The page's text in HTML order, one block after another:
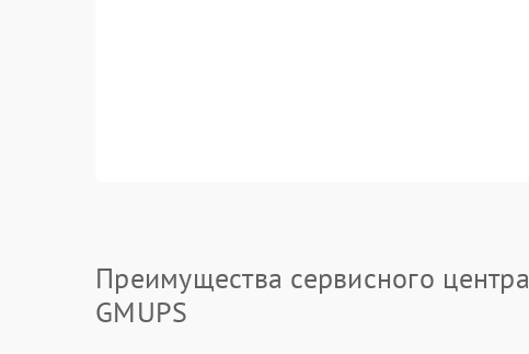
Преимущества сервисного центра
GMUPS